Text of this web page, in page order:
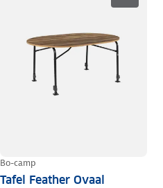
Bo-camp
Tafel Feather Ovaal